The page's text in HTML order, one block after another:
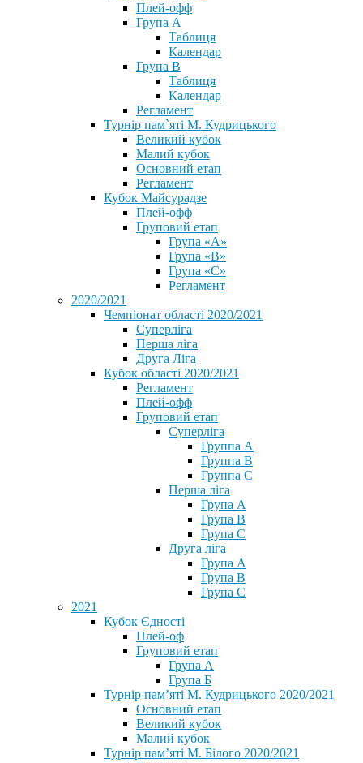
Плей-офф
Група А
Таблиця
Календар
Група В
Таблиця
Календар
Регламент
Турнір пам`яті М. Кудрицького
Великий кубок
Малий кубок
Основний етап
Регламент
Кубок Майсурадзе
Плей-офф
Груповий етап
Група «А»
Група «B»
Група «C»
Регламент
2020/2021
Чемпіонат області 2020/2021
Суперліга
Перша ліга
Друга Ліга
Кубок області 2020/2021
Регламент
Плей-офф
Груповий етап
Суперліга
Группа A
Группа B
Группа C
Перша ліга
Група A
Група B
Група C
Друга ліга
Група A
Група B
Група C
2021
Кубок Єдності
Плей-оф
Груповий етап
Група А
Група Б
Турнір пам’яті М. Кудрицького 2020/2021
Основний етап
Великий кубок
Малий кубок
Турнір пам’яті М. Білого 2020/2021